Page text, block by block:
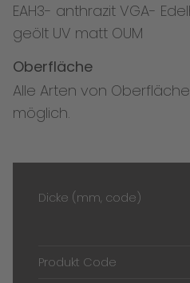
EAH3- anthrazit VGA-
geölt UV matt OUM
Oberfläche
Alle Arten von
möglich.
Dicke (mm, code)
Produkt Code